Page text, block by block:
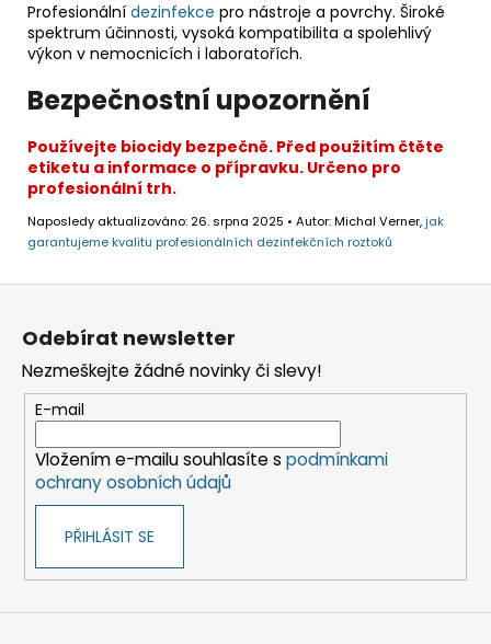
Profesionální dezinfekce pro nástroje a povrchy. Široké
spektrum účinnosti, vysoká kompatibilita a spolehlivý
výkon v nemocnicích i laboratořích.
Bezpečnostní upozornění
Používejte biocidy bezpečně. Před použitím čtěte
etiketu a informace o přípravku. Určeno pro
profesionální trh.
Naposledy aktualizováno: 26. srpna 2025 • Autor: Michal Verner,jak
garantujeme kvalitu profesionálních dezinfekčních roztoků
Z
Odebírat newsletter
Nezmeškejte žádné novinky či slevy!
E-mail
Vložením e-mailu souhlasíte s podmínkami
ochrany osobních údajů
PŘIHLÁSIT SE